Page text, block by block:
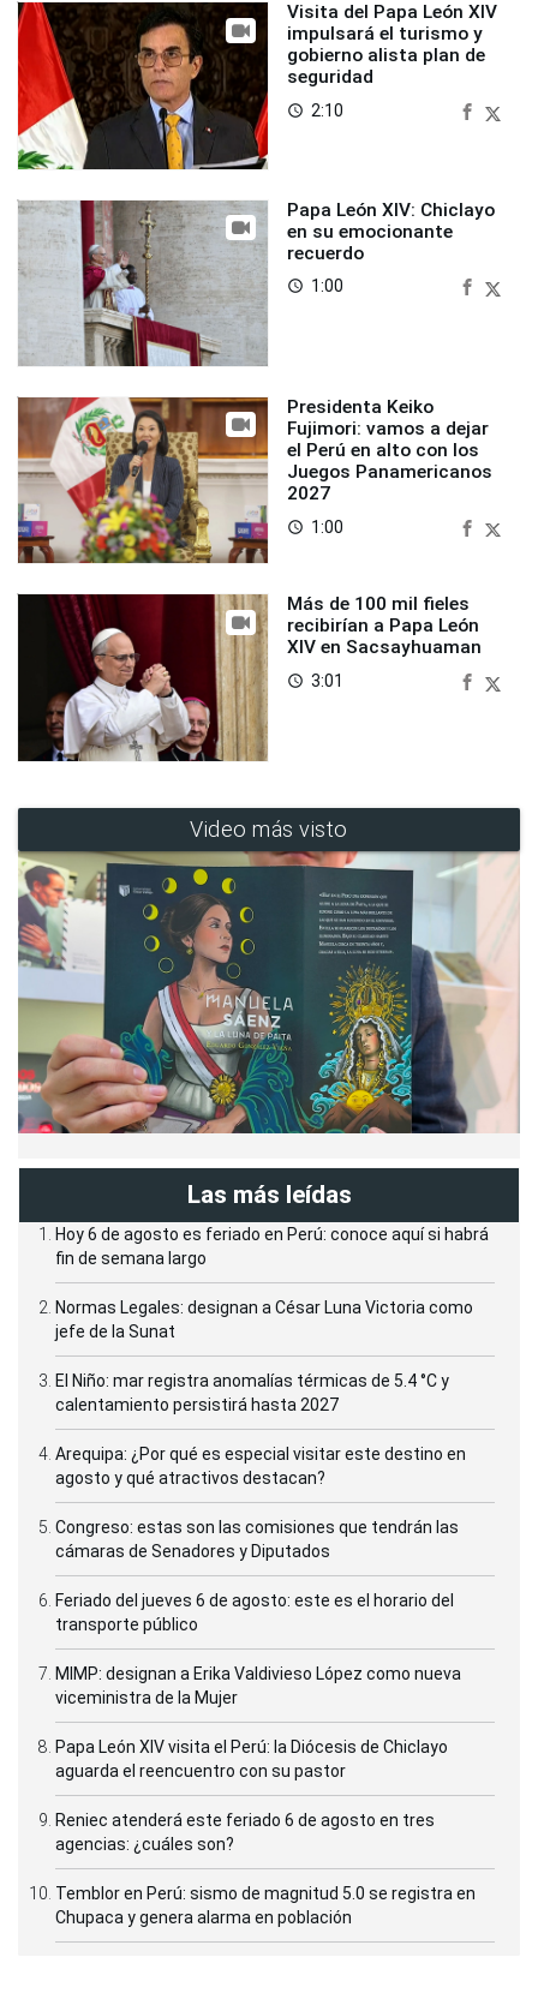
Visita del Papa León XIV
impulsará el turismo y
gobierno alista plan de
seguridad
access_time 2:10
Papa León XIV: Chiclayo
en su emocionante
recuerdo
access_time 1:00
Presidenta Keiko
Fujimori: vamos a dejar
el Perú en alto con los
Juegos Panamericanos
2027
access_time 1:00
Más de 100 mil fieles
recibirían a Papa León
XIV en Sacsayhuaman
access_time 3:01
Video más visto
Las más leídas
Hoy 6 de agosto es feriado en Perú: conoce aquí si habrá
fin de semana largo
Normas Legales: designan a César Luna Victoria como
jefe de la Sunat
El Niño: mar registra anomalías térmicas de 5.4 °C y
calentamiento persistirá hasta 2027
Arequipa: ¿Por qué es especial visitar este destino en
agosto y qué atractivos destacan?
Congreso: estas son las comisiones que tendrán las
cámaras de Senadores y Diputados
Feriado del jueves 6 de agosto: este es el horario del
transporte público
MIMP: designan a Erika Valdivieso López como nueva
viceministra de la Mujer
Papa León XIV visita el Perú: la Diócesis de Chiclayo
aguarda el reencuentro con su pastor
Reniec atenderá este feriado 6 de agosto en tres
agencias: ¿cuáles son?
Temblor en Perú: sismo de magnitud 5.0 se registra en
Chupaca y genera alarma en población